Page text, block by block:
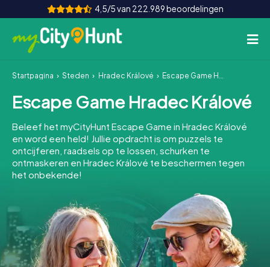
4,5/5 van 222.989 beoordelingen
Hoe het werkt
Steden
Tours
Teamevenement
INT AT CH
DE
ES
FR UK
IE
IT
NL
Startpagina Steden Hradec Králové Escape Game Hradec Králové
Escape Game Hradec Králové
Beleef het myCityHunt Escape Game in Hradec Králové
en word een held! Jullie opdracht is om puzzels te
ontcijferen, raadsels op te lossen, schurken te
ontmaskeren en Hradec Králové te beschermen tegen
het onbekende!